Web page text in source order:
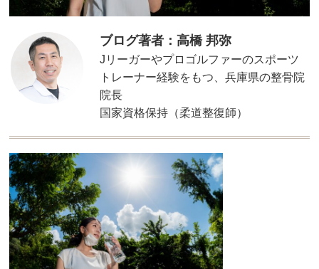
ブログ著者：高橋 邦弥
Jリーガーやプロゴルファーのスポーツ
トレーナー経験をもつ、兵庫県の整骨院
院長
国家資格保持（柔道整復師）